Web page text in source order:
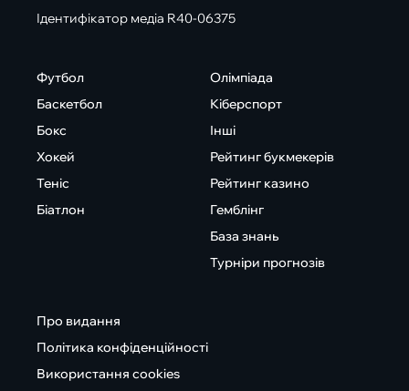
Ідентифікатор медіа R40-06375
Футбол
Баскетбол
Бокс
Хокей
Теніс
Біатлон
Олімпіада
Кіберспорт
Інші
Рейтинг букмекерів
Рейтинг казино
Гемблінг
База знань
Турніри прогнозів
Про видання
Політика конфіденційності
Використання cookies